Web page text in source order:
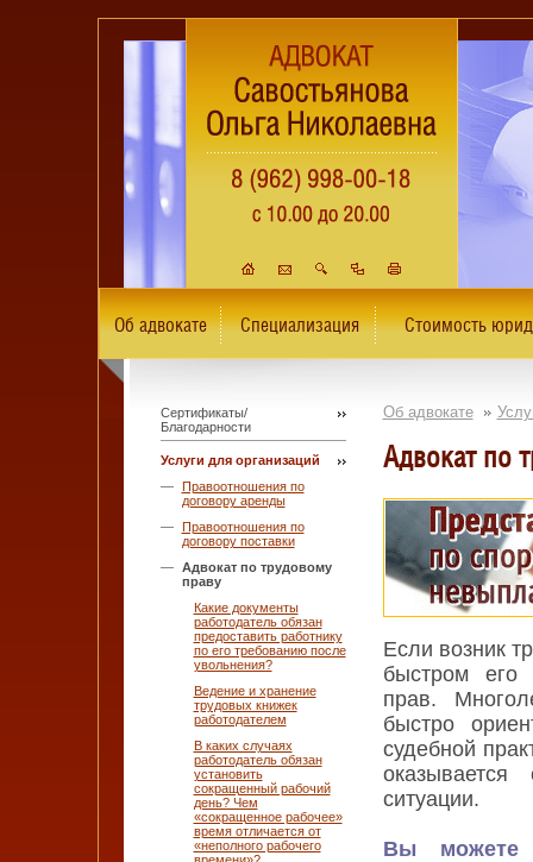
Об адвокате Специализация Стоимость
Сертификаты/
Благодарности
Услуги для организаций
Правоотношения по
договору аренды
Правоотношения по
договору поставки
Адвокат по трудовому
праву
Какие документы
работодатель обязан
предоставить работнику
по его требованию после
увольнения?
Ведение и хранение
трудовых книжек
работодателем
В каких случаях
работодатель обязан
установить
сокращенный рабочий
день? Чем
«сокращенное рабочее»
время отличается от
«неполного рабочего
Об адвокате
Адвокат по
Если возник
быстром его
прав.
быстро
судебной
ситуации.
Вы можете